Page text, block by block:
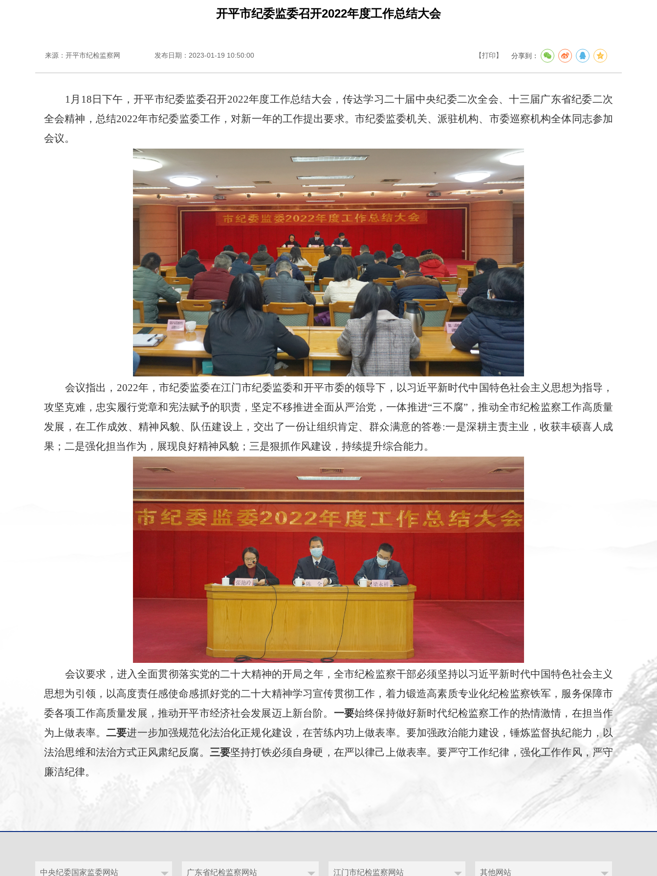
开平市纪委监委召开2022年度工作总结大会
来源：开平市纪检监察网 发布日期：2023-01-19 10:50:00 【打印】 分享到：
1月18日下午，开平市纪委监委召开2022年度工作总结大会，传达学习二十届中央纪委二次全会、十三届广东省纪委二次
全会精神，总结2022年市纪委监委工作，对新一年的工作提出要求。市纪委监委机关、派驻机构、市委巡察机构全体同志参加
会议。
会议指出， 2022年，市纪委监委在江门市纪委监委和开平市委的领导下，以习近平新时代中国特色社会主义思想为指导，
攻坚克难，忠实履行党章和宪法赋予的职责，坚定不移推进全面从严治党，一体推进“三不腐”，推动全市纪检监察工作高质量
发展，在工作成效、精神风貌、队伍建设上，交出了一份让组织肯定、群众满意的答卷:一是深耕主责主业，收获丰硕喜人成
果；二是强化担当作为，展现良好精神风貌；三是狠抓作风建设，持续提升综合能力。
会议要求，进入全面贯彻落实党的二十大精神的开局之年，全市纪检监察干部必须坚持以习近平新时代中国特色社会主义
思想为引领，以高度责任感使命感抓好党的二十大精神学习宣传贯彻工作，着力锻造高素质专业化纪检监察铁军，服务保障市
委各项工作高质量发展，推动开平市经济社会发展迈上新台阶。 一要始终保持做好新时代纪检监察工作的热情激情，在担当作
为上做表率。 二要进一步加强规范化法治化正规化建设，在苦练内功上做表率。要加强政治能力建设，锤炼监督执纪能力，以
法治思维和法治方式正风肃纪反腐。 三要坚持打铁必须自身硬，在严以律己上做表率。要严守工作纪律，强化工作作风，严守
廉洁纪律。